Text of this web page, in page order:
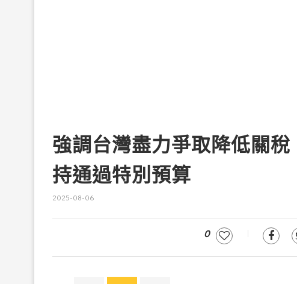
強調台灣盡力爭取降低關
持通過特別預算
2025-08-06
0